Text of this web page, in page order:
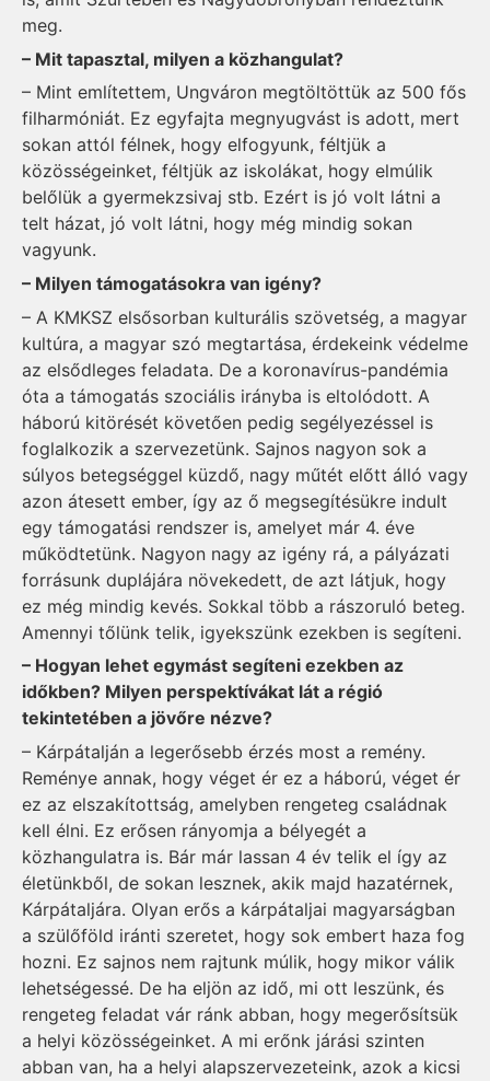
meg.
– Mit tapasztal, milyen a közhangulat?
– Mint említettem, Ungváron megtöltöttük az 500 fős
filharmóniát. Ez egyfajta megnyugvást is adott, mert
sokan attól félnek, hogy elfogyunk, féltjük a
közösségeinket, féltjük az iskolákat, hogy elmúlik
belőlük a gyermekzsivaj stb. Ezért is jó volt látni a
telt házat, jó volt látni, hogy még mindig sokan
vagyunk.
– Milyen támogatásokra van igény?
– A KMKSZ elsősorban kulturális szövetség, a magyar
kultúra, a magyar szó megtartása, érdekeink védelme
az elsődleges feladata. De a koronavírus-pandémia
óta a támogatás szociális irányba is eltolódott. A
háború kitörését követően pedig segélyezéssel is
foglalkozik a szervezetünk. Sajnos nagyon sok a
súlyos betegséggel küzdő, nagy műtét előtt álló vagy
azon átesett ember, így az ő megsegítésükre indult
egy támogatási rendszer is, amelyet már 4. éve
működtetünk. Nagyon nagy az igény rá, a pályázati
forrásunk duplájára növekedett, de azt látjuk, hogy
ez még mindig kevés. Sokkal több a rászoruló beteg.
Amennyi tőlünk telik, igyekszünk ezekben is segíteni.
– Hogyan lehet egymást segíteni ezekben az
időkben? Milyen perspektívákat lát a régió
tekintetében a jövőre nézve?
– Kárpátalján a legerősebb érzés most a remény.
Reménye annak, hogy véget ér ez a háború, véget ér
ez az elszakítottság, amelyben rengeteg családnak
kell élni. Ez erősen rányomja a bélyegét a
közhangulatra is. Bár már lassan 4 év telik el így az
életünkből, de sokan lesznek, akik majd hazatérnek,
Kárpátaljára. Olyan erős a kárpátaljai magyarságban
a szülőföld iránti szeretet, hogy sok embert haza fog
hozni. Ez sajnos nem rajtunk múlik, hogy mikor válik
lehetségessé. De ha eljön az idő, mi ott leszünk, és
rengeteg feladat vár ránk abban, hogy megerősítsük
a helyi közösségeinket. A mi erőnk járási szinten
abban van, ha a helyi alapszervezeteink, azok a kicsi